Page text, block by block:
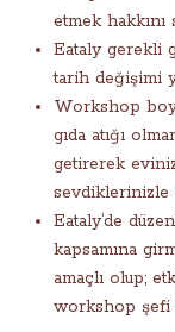
etmek hakkını
Eataly gerekli
tarih değişimi
Workshop
gıda atığı
getirerek
sevdiklerinizle
Eataly’de
kapsamına
amaçlı olup;
workshop şefi